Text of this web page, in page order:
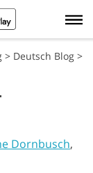
> Deutsch Blog >
Dornbusch,